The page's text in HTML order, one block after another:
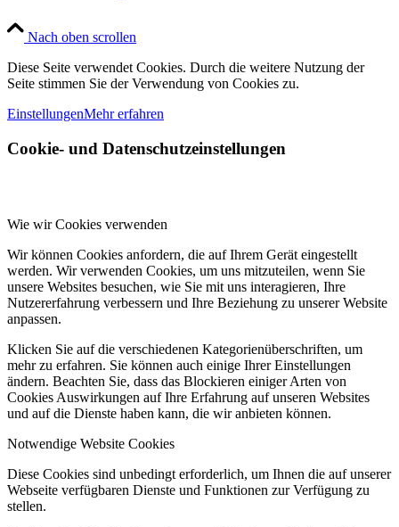
Nach oben scrollen
Diese Seite verwendet Cookies. Durch die weitere Nutzung der
Seite stimmen Sie der Verwendung von Cookies zu.
EinstellungenMehr erfahren
Cookie- und Datenschutzeinstellungen
Wie wir Cookies verwenden
Wir können Cookies anfordern, die auf Ihrem Gerät eingestellt
werden. Wir verwenden Cookies, um uns mitzuteilen, wenn Sie
unsere Websites besuchen, wie Sie mit uns interagieren, Ihre
Nutzererfahrung verbessern und Ihre Beziehung zu unserer Website
anpassen.
Klicken Sie auf die verschiedenen Kategorienüberschriften, um
mehr zu erfahren. Sie können auch einige Ihrer Einstellungen
ändern. Beachten Sie, dass das Blockieren einiger Arten von
Cookies Auswirkungen auf Ihre Erfahrung auf unseren Websites
und auf die Dienste haben kann, die wir anbieten können.
Notwendige Website Cookies
Diese Cookies sind unbedingt erforderlich, um Ihnen die auf unserer
Webseite verfügbaren Dienste und Funktionen zur Verfügung zu
stellen.